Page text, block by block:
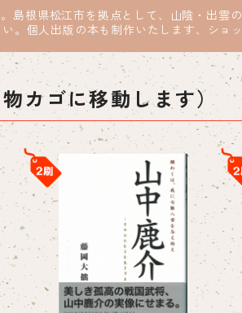
根県松江市を拠点として、山陰・出雲
。個人出版の本も制作いたします、ショ
カゴに移動します）
山中鹿介 ―そのひたむきな生
きざま
¥1,650